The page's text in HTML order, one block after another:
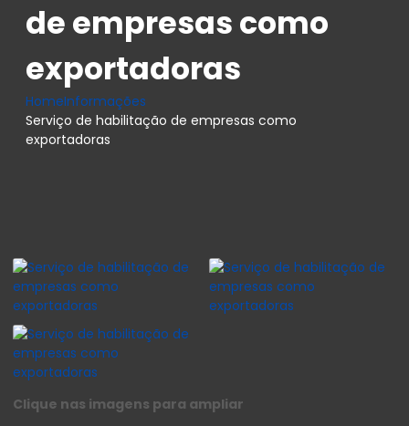
de empresas como
exportadoras
HomeInformações
Serviço de habilitação de empresas como
exportadoras
Clique nas imagens para ampliar